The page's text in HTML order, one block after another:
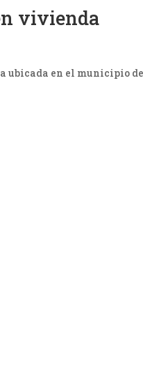
vivienda
ubicada en el municipio